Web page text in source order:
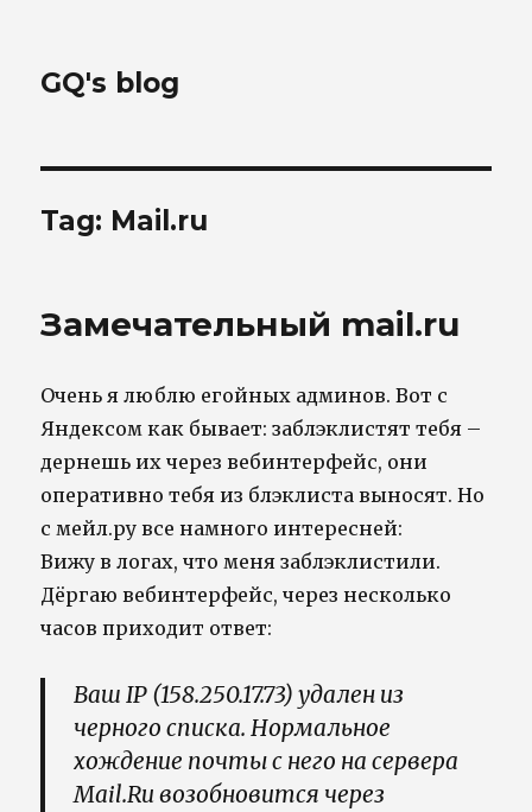
GQ's blog
Tag: Mail.ru
Замечательный mail.ru
Очень я люблю егойных админов. Вот с
Яндексом как бывает: заблэклистят тебя –
дернешь их через вебинтерфейс, они
оперативно тебя из блэклиста выносят. Но
с мейл.ру все намного интересней:
Вижу в логах, что меня заблэклистили.
Дёргаю вебинтерфейс, через несколько
часов приходит ответ:
Ваш IP (158.250.17.73) удален из
черного списка. Нормальное
хождение почты с него на сервера
Mail.Ru возобновится через